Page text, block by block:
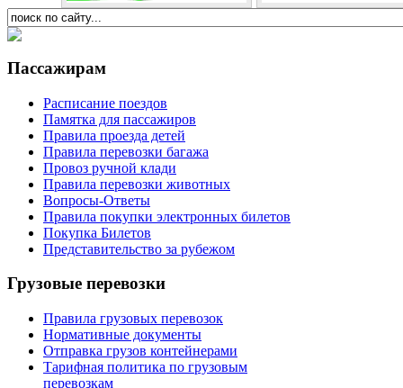
Пассажирам
Расписание поездов
Памятка для пассажиров
Правила проезда детей
Правила перевозки багажа
Провоз ручной клади
Правила перевозки животных
Вопросы-Ответы
Правила покупки электронных билетов
Покупка Билетов
Представительство за рубежом
Грузовые перевозки
Правила грузовых перевозок
Нормативные документы
Отправка грузов контейнерами
Тарифная политика по грузовым
перевозкам